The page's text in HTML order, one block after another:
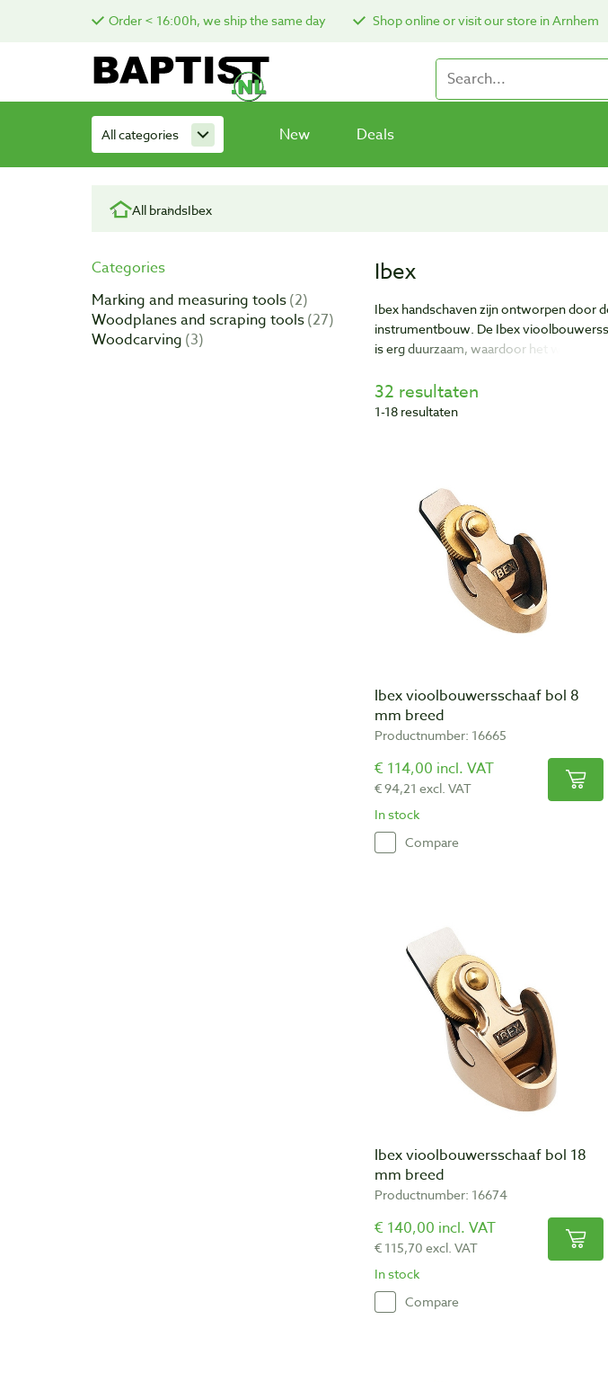
Order < 16:00h, we ship the same day Shop online or visit our store in Arnhem
All categories New Deals
All brandsIbex
Categories
Marking and measuring tools 2
Woodplanes and scraping tools 27
Woodcarving 3
Ibex
Ibex handschaven zijn ontworpen door
instrumentbouw. De Ibex
is erg duurzaam, waardoor het
32 resultaten
1-18 resultaten
Ibex vioolbouwersschaaf bol 8
mm breed
Productnumber: 16665
€ 114,00 incl. VAT
€ 94,21 excl. VAT
In stock
Compare
Ibex vioolbouwersschaaf bol 18
mm breed
Productnumber: 16674
€ 140,00 incl. VAT
€ 115,70 excl. VAT
In stock
Compare